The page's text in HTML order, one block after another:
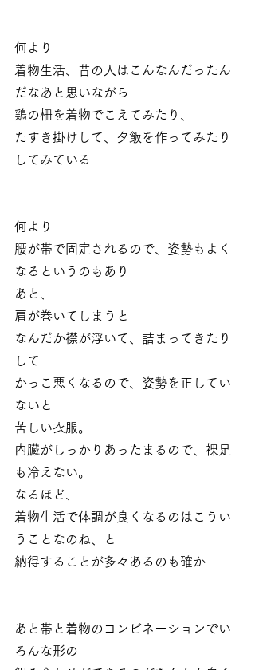
何より
着物生活、昔の人はこんなんだったん
だなあと思いながら
鶏の柵を着物でこえてみたり、
たすき掛けして、夕飯を作ってみたり
してみている
何より
腰が帯で固定されるので、姿勢もよく
なるというのもあり
あと、
肩が巻いてしまうと
なんだか襟が浮いて、詰まってきたり
して
かっこ悪くなるので、姿勢を正してい
ないと
苦しい衣服。
内臓がしっかりあったまるので、裸足
も冷えない。
なるほど、
着物生活で体調が良くなるのはこうい
うことなのね、と
納得することが多々あるのも確か
あと帯と着物のコンビネーションでい
ろんな形の